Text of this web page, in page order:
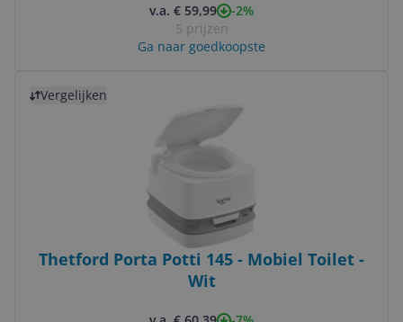
v.a. € 59,99
-2%
5 prijzen
Ga naar goedkoopste
Vergelijken
Thetford Porta Potti 145 - Mobiel Toilet -
Wit